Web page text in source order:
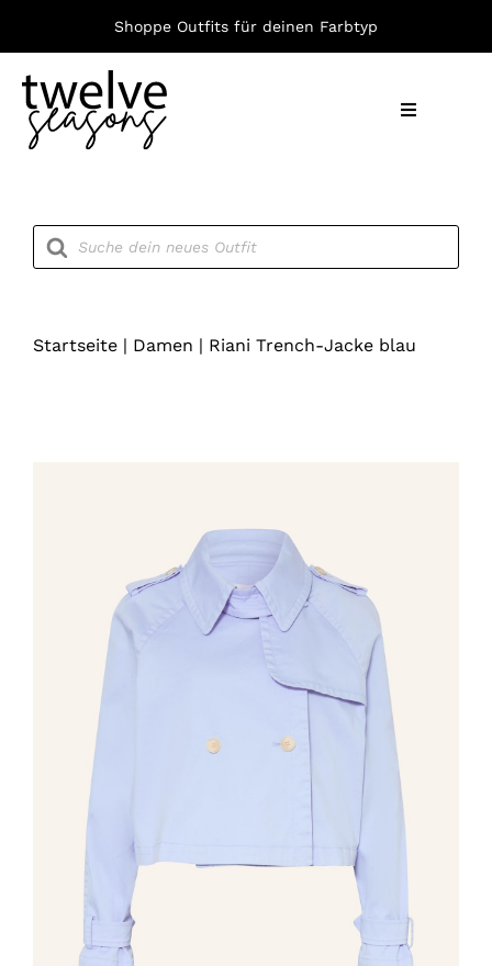
springen
Shoppe Outfits für deinen Farbtyp
Toggle
Products
search
Startseite| Damen | Riani Trench-Jacke blau